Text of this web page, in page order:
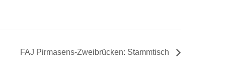
FAJ Pirmasens-Zweibrücken: Stammtisch